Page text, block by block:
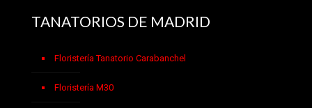
TANATORIOS DE MADRID
Floristería Tanatorio Carabanchel
Floristería M30